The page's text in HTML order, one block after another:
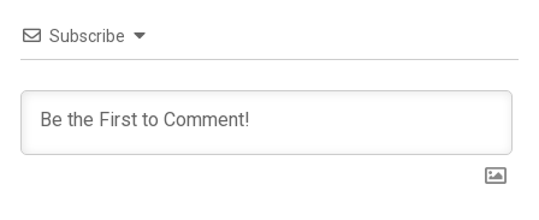
Subscribe